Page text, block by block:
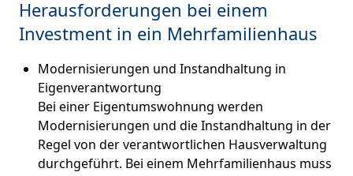
Herausforderungen bei einem
Investment in ein Mehrfamilienhaus
Modernisierungen und Instandhaltung in
Eigenverantwortung
Bei einer Eigentumswohnung werden
Modernisierungen und die Instandhaltung in der
Regel von der verantwortlichen Hausverwaltung
durchgeführt. Bei einem Mehrfamilienhaus muss